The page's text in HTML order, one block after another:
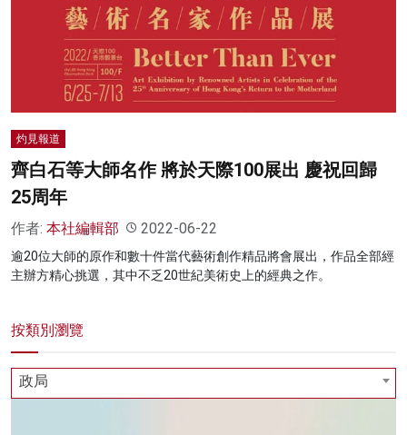
名家榜
灼見活動
灼見報道
齊白石等大師名作 將於天際100展出 慶祝回歸
25周年
作者: 本社編輯部 2022-06-22
逾20位大師的原作和數十件當代藝術創作精品將會展出，作品全部經
主辦方精心挑選，其中不乏20世紀美術史上的經典之作。
按類別瀏覽
政局